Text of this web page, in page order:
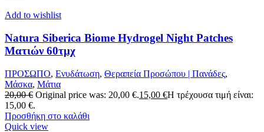
Add to wishlist
Natura Siberica Biome Hydrogel Night Patches
Ματιών 60τμχ
ΠΡΟΣΩΠΟ, Ενυδάτωση, Θεραπεία Προσώπου | Πανάδες,
Μάσκα, Μάτια
20,00€ Original price was: 20,00 €.15,00 €Η τρέχουσα τιμή είναι:
15,00 €.
Προσθήκη στο καλάθι
Quick view